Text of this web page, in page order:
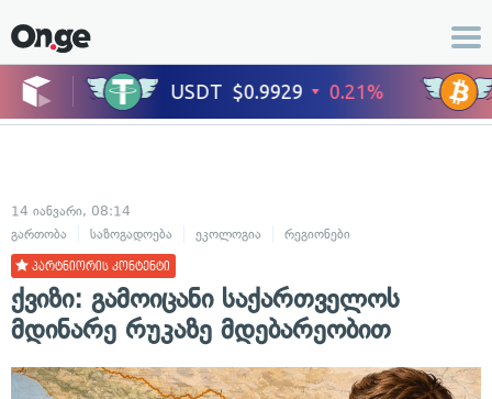
14 იანვარი, 08:14
გართობა
საზოგადოება ეკოლოგია რეგიონები
პარტნიორის კონტენტი
ქვიზი: გამოიცანი საქართველოს
მდინარე რუკაზე მდებარეობით